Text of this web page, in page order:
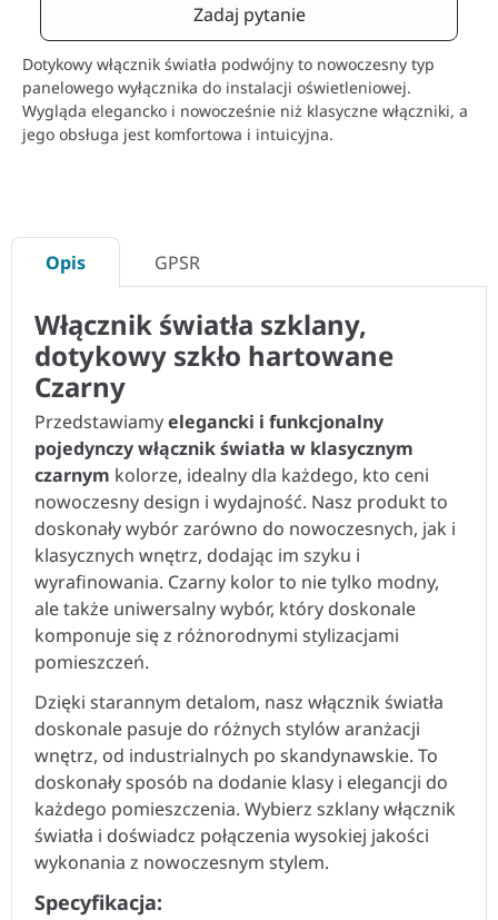
Zadaj pytanie
Dotykowy włącznik światła podwójny to nowoczesny typ
panelowego wyłącznika do instalacji oświetleniowej.
Wygląda elegancko i nowocześnie niż klasyczne włączniki, a
jego obsługa jest komfortowa i intuicyjna.
Opis GPSR
Włącznik światła szklany,
dotykowy szkło hartowane
Czarny
Przedstawiamyelegancki i funkcjonalny
pojedynczy włącznik światła w klasycznym
czarnym kolorze, idealny dla każdego, kto ceni
nowoczesny design i wydajność. Nasz produkt to
doskonały wybór zarówno do nowoczesnych, jak i
klasycznych wnętrz, dodając im szyku i
wyrafinowania. Czarny kolor to nie tylko modny,
ale także uniwersalny wybór, który doskonale
komponuje się z różnorodnymi stylizacjami
pomieszczeń.
Dzięki starannym detalom, nasz włącznik światła
doskonale pasuje do różnych stylów aranżacji
wnętrz, od industrialnych po skandynawskie. To
doskonały sposób na dodanie klasy i elegancji do
każdego pomieszczenia. Wybierz szklany włącznik
światła i doświadcz połączenia wysokiej jakości
wykonania z nowoczesnym stylem.
Specyfikacja: